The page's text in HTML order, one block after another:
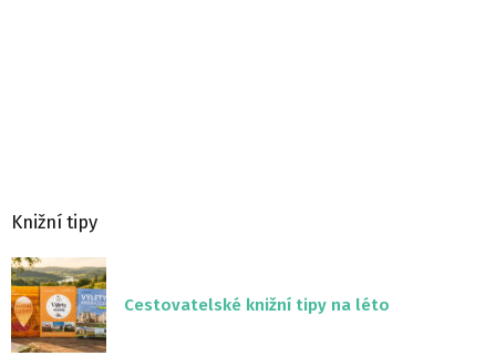
Knižní tipy
Cestovatelské knižní tipy na léto